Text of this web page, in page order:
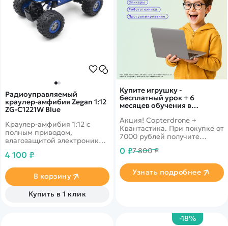
Купите игрушку -
бесплатный урок + 6
месяцев обучения в
Акция! Copterdrone +
Квантастика. При покупке от
7000 рублей получите
нашего партнера
0 ₽7 800 ₽
Узнать подробнее
Радиоуправляемый
краулер-амфибия Zegan 1:12
ZG-C1221W Blue
Краулер-амфибия 1:12 с
полным приводом,
влагозащитой электроники
Скорость до 12 км/ч.
4 100 ₽
В корзину
Купить в 1 клик
-18%